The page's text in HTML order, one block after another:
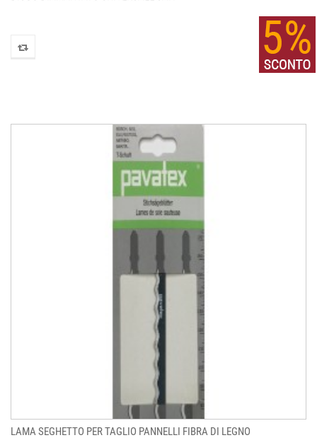
LAMA SEGHETTO PER TAGLIO PANNELLI FIBRA DI LEGNO